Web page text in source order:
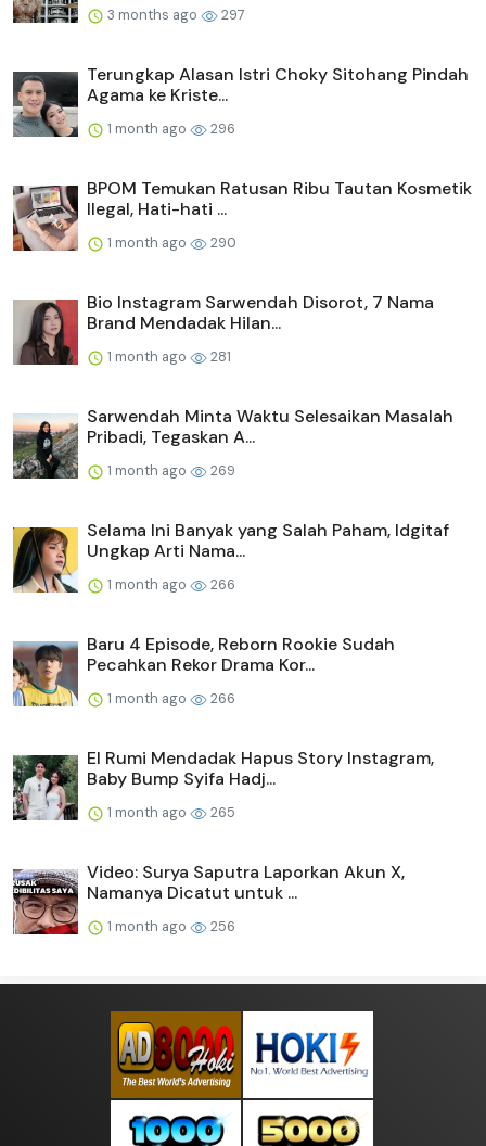
3 months ago 297
Terungkap Alasan Istri Choky Sitohang Pindah
Agama ke Kriste...
1 month ago 296
BPOM Temukan Ratusan Ribu Tautan Kosmetik
Ilegal, Hati-hati ...
1 month ago 290
Bio Instagram Sarwendah Disorot, 7 Nama
Brand Mendadak Hilan...
1 month ago 281
Sarwendah Minta Waktu Selesaikan Masalah
Pribadi, Tegaskan A...
1 month ago 269
Selama Ini Banyak yang Salah Paham, Idgitaf
Ungkap Arti Nama...
1 month ago 266
Baru 4 Episode, Reborn Rookie Sudah
Pecahkan Rekor Drama Kor...
1 month ago 266
El Rumi Mendadak Hapus Story Instagram,
Baby Bump Syifa Hadj...
1 month ago 265
Video: Surya Saputra Laporkan Akun X,
Namanya Dicatut untuk ...
1 month ago 256